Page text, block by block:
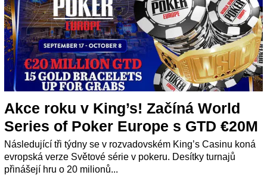
Akce roku v King’s! Začíná World
Series of Poker Europe s GTD €20M
Následující tři týdny se v rozvadovském King’s Casinu koná
evropská verze Světové série v pokeru. Desítky turnajů
přinášejí hru o 20 milionů...